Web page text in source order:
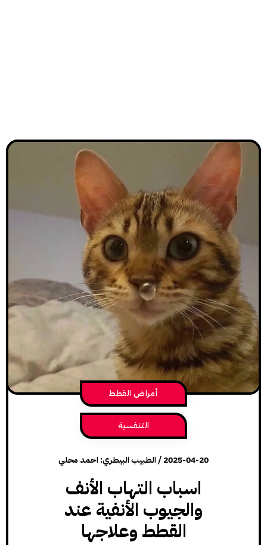
أمراض القطط
التنفسية
2025-04-20
/الطبيب البيطري: احمد محلي
اسباب التهاب الأنف
والجيوب الأنفية عند
القطط وعلاجها